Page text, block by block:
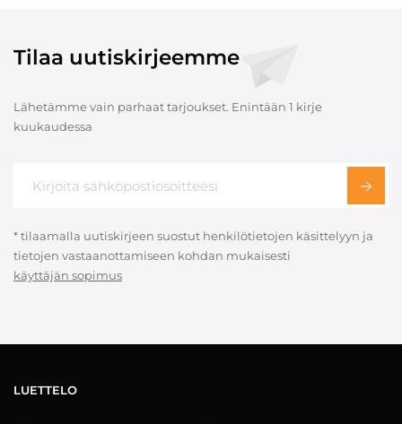
Tilaa uutiskirjeemme
Lähetämme vain parhaat tarjoukset. Enintään 1 kirje
kuukaudessa
* tilaamalla uutiskirjeen suostut henkilötietojen käsittelyyn ja
tietojen vastaanottamiseen kohdan mukaisesti
käyttäjän sopimus
LUETTELO